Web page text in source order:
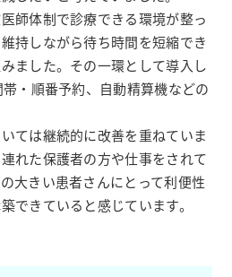
師体制で診療できる環境が整っ
持しながら待ち時間を短縮でき
ました。その一環として導入し
・順番予約、自動精算機などの
ては継続的に改善を重ねていま
れた保護者の方や仕事をされて
大きい患者さんにとって利便性
できていると感じています。